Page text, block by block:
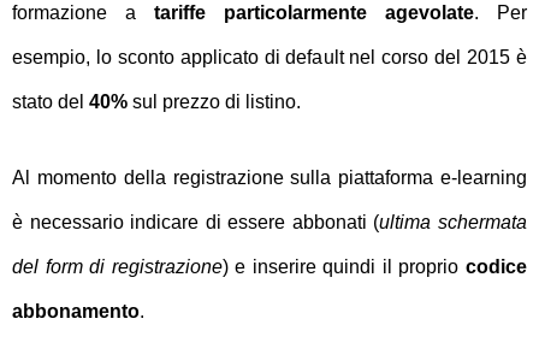
formazione a tariffe particolarmente agevolate. Per
esempio, lo sconto applicato di default nel corso del 2015 è
stato del 40% sul prezzo di listino.
Al momento della registrazione sulla piattaforma e-learning
è necessario indicare di essere abbonati (ultima schermata
del form di registrazione) e inserire quindi il propriocodice
abbonamento.